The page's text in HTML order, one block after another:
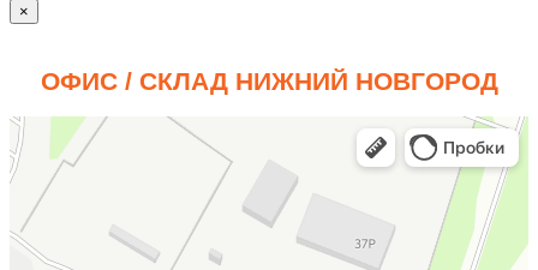
×
ОФИС / СКЛАД НИЖНИЙ НОВГОРОД